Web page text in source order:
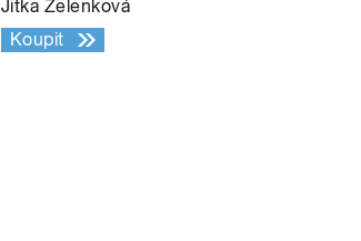
Jitka Zelenková
Koupit